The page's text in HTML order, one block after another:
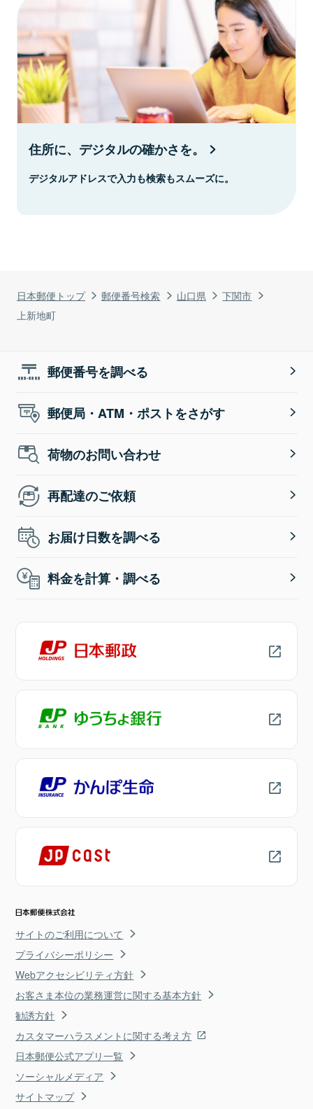
日本郵便トップ 郵便番号検索 山口県
下関市
上新地町
住所に、デジタルの確かさを。
デジタルアドレスで入力も検索もスムーズに。
郵便番号を調べる
郵便局・ATM・ポストをさがす
荷物のお問い合わせ
再配達のご依頼
お届け日数を調べる
料金を計算・調べる
サイトのご利用について
プライバシーポリシー
Webアクセシビリティ方針
お客さま本位の業務運営に関する基本方針
勧誘方針
カスタマーハラスメントに関する考え方
日本郵便公式アプリ一覧
ソーシャルメディア
サイトマップ